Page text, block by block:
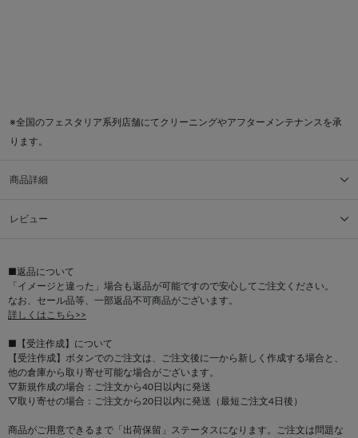
※全国のフェスタリア系列店舗にてクリーニングやアフターメンテナンスを承
ります。
商品詳細
レビュー
■返品について
「イメージと違った」場合も返品が可能ですので安心してご注文ください。
なお、セール品等、一部返品不可商品がございます。
詳しくはこちら>>
■【受注作成】について
【受注作成】ボタンでのご注文は、ご注文後に一から新しく作成する場合と、
他の倉庫から取り寄せ可能な場合がございます。
▽新規作成の場合：ご注文から40日以内に発送
▽取り寄せの場合：ご注文から20日以内に発送（最短ご注文4日後）
商品がご用意できるまで「出荷保留」ステータスになります。ご注文は問題な